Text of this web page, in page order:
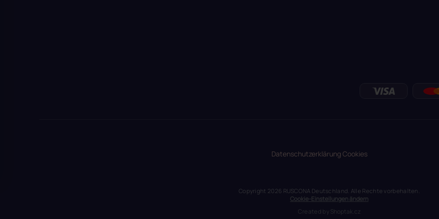
DatenschutzerklärungCookies
Copyright 2026 RUSCONA Deutschland. Alle Rechte vorbehalten.
Cookie-Einstellungen ändern
Created byShoptak.cz